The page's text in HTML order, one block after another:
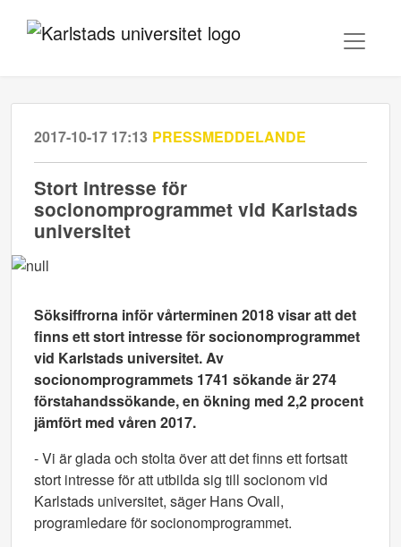
2017-10-17 17:13 PRESSMEDDELANDE
Stort intresse för
socionomprogrammet vid Karlstads
universitet
Söksiffrorna inför vårterminen 2018 visar att det
finns ett stort intresse för socionomprogrammet
vid Karlstads universitet. Av
socionomprogrammets 1741 sökande är 274
förstahandssökande, en ökning med 2,2 procent
jämfört med våren 2017.
- Vi är glada och stolta över att det finns ett fortsatt
stort intresse för att utbilda sig till socionom vid
Karlstads universitet, säger Hans Ovall,
programledare för socionomprogrammet.